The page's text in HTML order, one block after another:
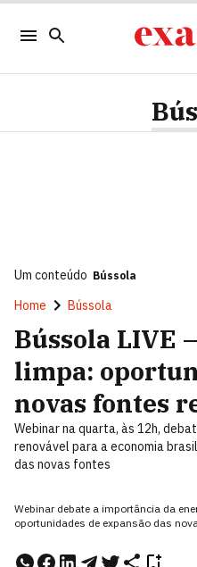
Um conteúdo Bússola
Home Bússola
Bússola LIVE
limpa:
novas fontes
Webinar na quarta, às 12h,
renovável para a economia
das novas fontes
Webinar debate a importância da
oportunidades de expansão das